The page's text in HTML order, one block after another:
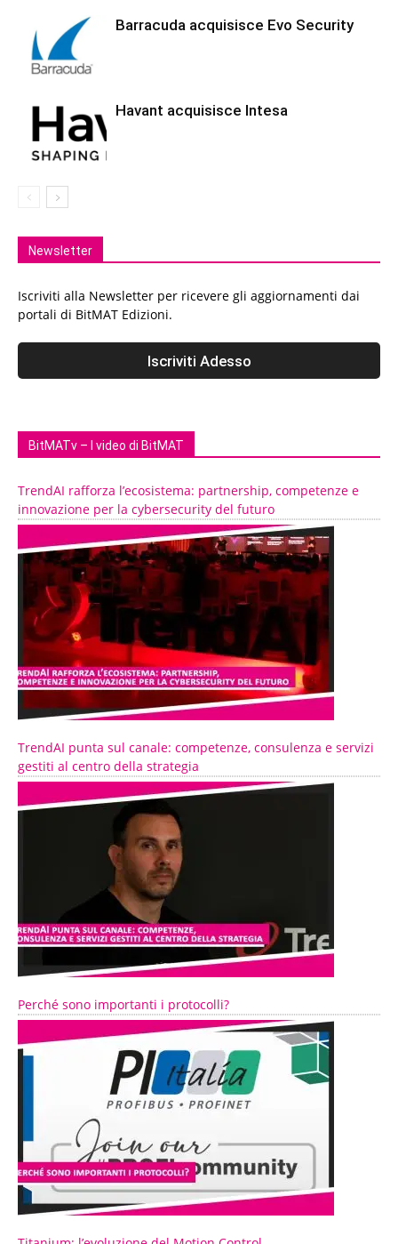
Barracuda acquisisce Evo Security
Havant acquisisce Intesa
Newsletter
Iscriviti alla Newsletter per ricevere gli aggiornamenti dai
portali di BitMAT Edizioni.
BitMATv – I video di BitMAT
TrendAI rafforza l’ecosistema: partnership, competenze e
innovazione per la cybersecurity del futuro
TrendAI punta sul canale: competenze, consulenza e servizi
gestiti al centro della strategia
Perché sono importanti i protocolli?